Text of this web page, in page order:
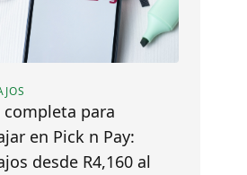
completa para
en Pick n Pay:
desde R4,160 al